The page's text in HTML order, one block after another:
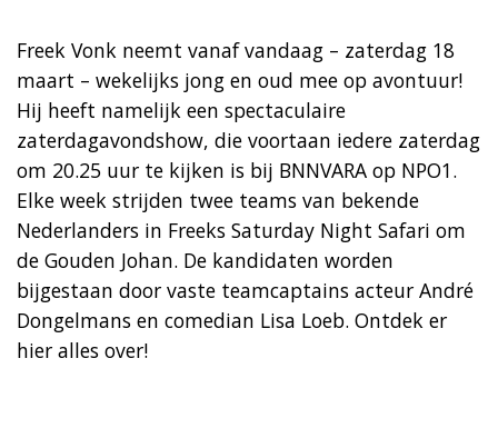
Freek Vonk neemt vanaf vandaag – zaterdag 18
maart – wekelijks jong en oud mee op avontuur!
Hij heeft namelijk een spectaculaire
zaterdagavondshow, die voortaan iedere zaterdag
om 20.25 uur te kijken is bij BNNVARA op NPO1.
Elke week strijden twee teams van bekende
Nederlanders in Freeks Saturday Night Safari om
de Gouden Johan. De kandidaten worden
bijgestaan door vaste teamcaptains acteur André
Dongelmans en comedian Lisa Loeb. Ontdek er
hier alles over!